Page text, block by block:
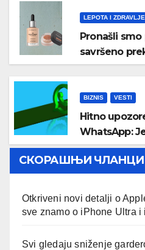
LEPOTA I ZDRAVLJE
Pronašli
savršeno
licu
BIZNIS VESTI
Hitno
WhatsApp:
vam
proverite ovo
СКОРАШЊИ ЧЛАНЦИ
Otkriveni novi detalji o
sve znamo o iPhone Ultra i
Svi gledaju sniženje